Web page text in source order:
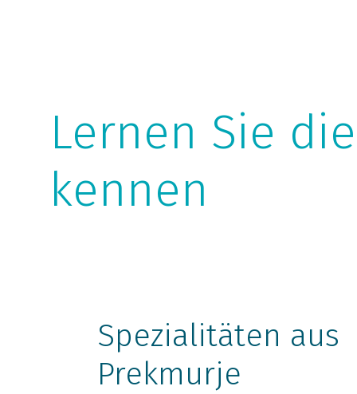
Lernen Sie
kennen
Spezialitäten aus
Prekmurje